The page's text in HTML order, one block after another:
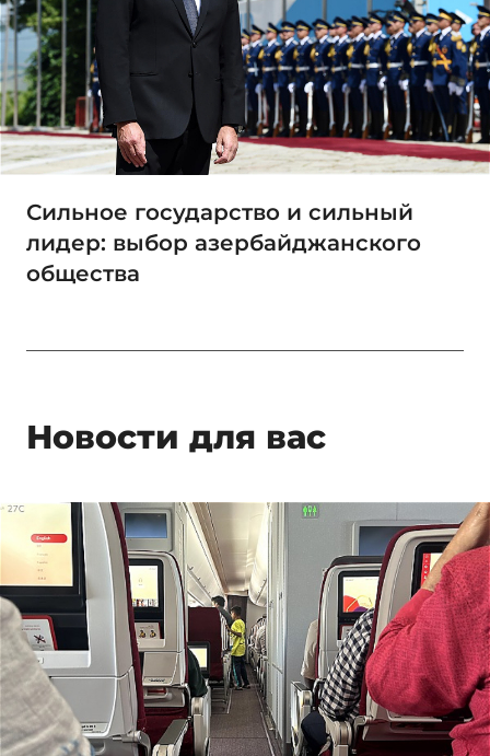
Сильное государство и сильный
лидер: выбор азербайджанского
общества
Новости для вас